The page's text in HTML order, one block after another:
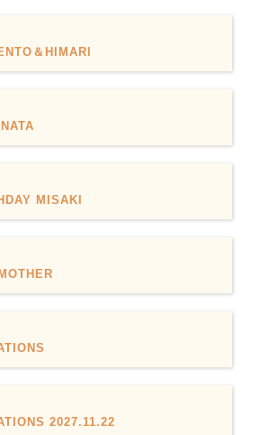
＆HIMARI
MISAKI
2027.11.22